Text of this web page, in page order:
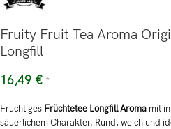
Fruity Fruit Tea Aroma
Longfill
16,49 € *
Fruchtiges Früchtetee Longfill Aroma mit
säuerlichem Charakter. Rund, weich und